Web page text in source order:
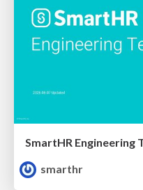
SmartHR Engineering
smarthr